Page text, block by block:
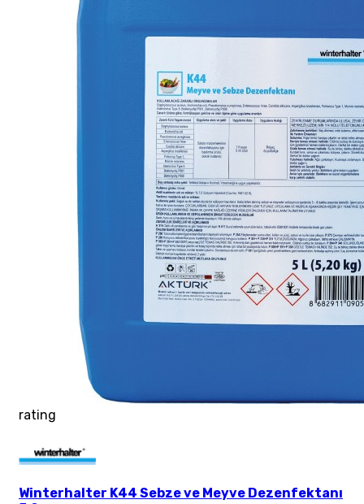
rating
Winterhalter K44 Sebze ve Meyve Dezenfektanı